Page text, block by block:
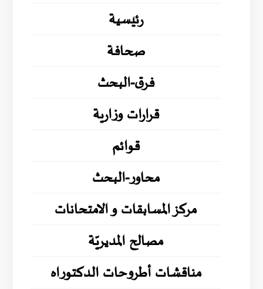
رئيسية
صحافة
فرق-البحث
قرارات وزارية
قوائم
محاور-البحث
مركز المسابقات و الامتحانات
مصالح المديريّة
مناقشات أطروحات الدكتوراه